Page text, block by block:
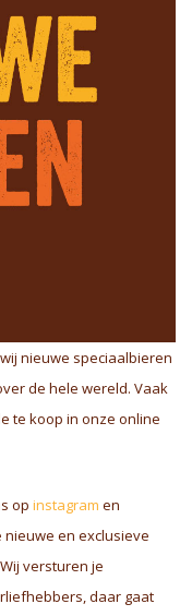
nieuwe speciaalbieren
de hele wereld. Vaak
te koop in onze online
op instagram en
nieuwe en exclusieve
versturen je
daar gaat